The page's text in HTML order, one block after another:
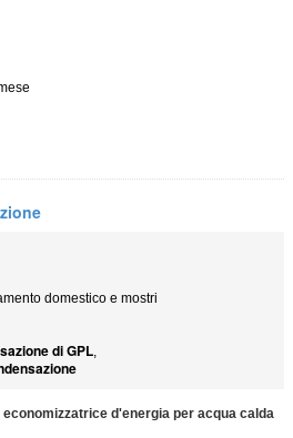
domestico e mostri
di GPL,
d'energia per acqua calda